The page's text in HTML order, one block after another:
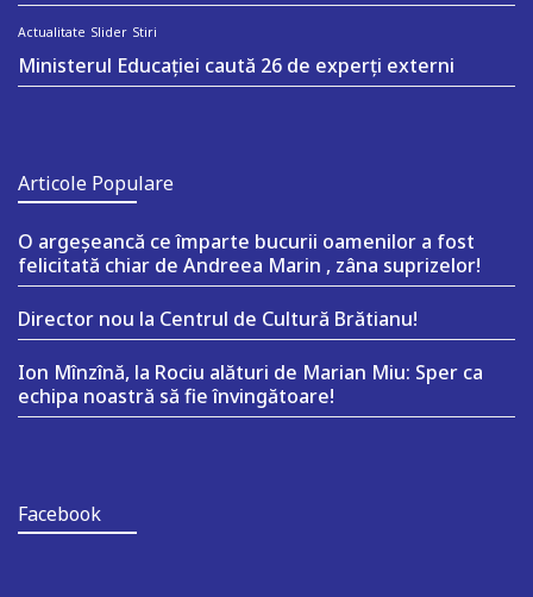
Actualitate Slider Stiri
Ministerul Educației caută 26 de experți externi
Articole Populare
O argeşeancă ce împarte bucurii oamenilor a fost
felicitată chiar de Andreea Marin , zâna suprizelor!
Director nou la Centrul de Cultură Brătianu!
Ion Mînzînă, la Rociu alături de Marian Miu: Sper ca
echipa noastră să fie învingătoare!
Facebook